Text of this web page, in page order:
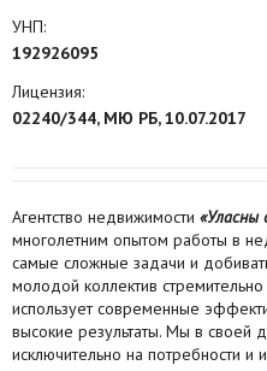
Реклама на сайте
УНП:
192926095
Лицензия:
02240/344, МЮ РБ, 10.07.2017
Агентство недвижимости «Уласны
многолетним опытом работы в
самые сложные задачи и
молодой коллектив
используетсовременные
высокие результаты. Мы в своей
исключительно на потребности и